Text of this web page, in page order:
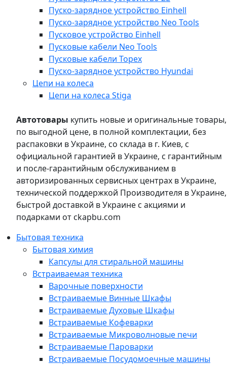
Пуско-зарядное устройство Einhell
Пуско-зарядное устройство Neo Tools
Пусковое устройство Einhell
Пусковые кабели Neo Tools
Пусковые кабели Topex
Пуско-зарядное устройство Hyundai
Цепи на колеса
Цепи на колеса Stiga
Автотовары купить новые и оригинальные товары,
по выгодной цене, в полной комплектации, без
распаковки в Украине, со склада в г. Киев, с
официальной гарантией в Украине, с гарантийным
и после-гарантийным обслуживанием в
авторизированных сервисных центрах в Украине,
технической поддержкой Производителя в Украине,
быстрой доставкой в Украине с акциями и
подарками от ckapbu.com
Бытовая техника
Бытовая химия
Капсулы для стиральной машины
Встраиваемая техника
Варочные поверхности
Встраиваемые Винные Шкафы
Встраиваемые Духовые Шкафы
Встраиваемые Кофеварки
Встраиваемые Микроволновые печи
Встраиваемые Пароварки
Встраиваемые Посудомоечные машины